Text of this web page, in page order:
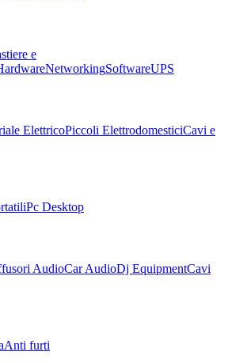
e
NetworkingSoftwareUPS
ElettricoPiccoli ElettrodomesticiCavi e
Pc Desktop
AudioCar AudioDj EquipmentCavi
Anti furti